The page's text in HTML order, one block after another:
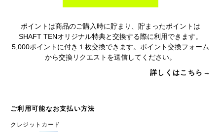
ポイントは商品のご購入時に貯まり、貯まったポイントは
SHAFT TENオリジナル特典と交換する際に利用できます。
5,000ポイントに付き１枚交換できます。ポイント交換フォーム
から交換リクエストを送信してください。
詳しくはこちら→
ご利用可能なお支払い方法
クレジットカード